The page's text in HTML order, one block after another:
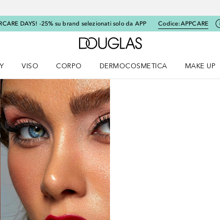
DAYS! -25% su brand selezionati solo da APP Codice:APPCARE
A Douglas Home
VISO
CORPO
DERMOCOSMETICA
MAKE UP